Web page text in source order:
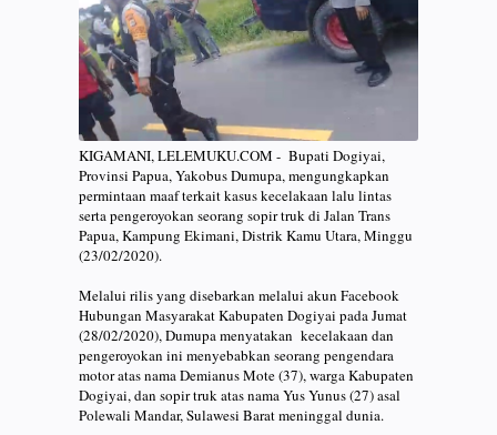
KIGAMANI, LELEMUKU.COM - Bupati Dogiyai,
Provinsi Papua, Yakobus Dumupa, mengungkapkan
permintaan maaf terkait kasus kecelakaan lalu lintas
serta pengeroyokan seorang sopir truk di Jalan Trans
Papua, Kampung Ekimani, Distrik Kamu Utara, Minggu
(23/02/2020).
Melalui rilis yang disebarkan melalui akun Facebook
Hubungan Masyarakat Kabupaten Dogiyai pada Jumat
(28/02/2020), Dumupa menyatakan kecelakaan dan
pengeroyokan ini menyebabkan seorang pengendara
motor atas nama Demianus Mote (37), warga Kabupaten
Dogiyai, dan sopir truk atas nama Yus Yunus (27) asal
Polewali Mandar, Sulawesi Barat meninggal dunia.